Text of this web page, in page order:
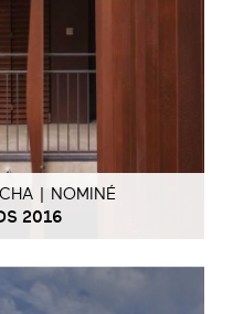
| NOMINÉ
2016